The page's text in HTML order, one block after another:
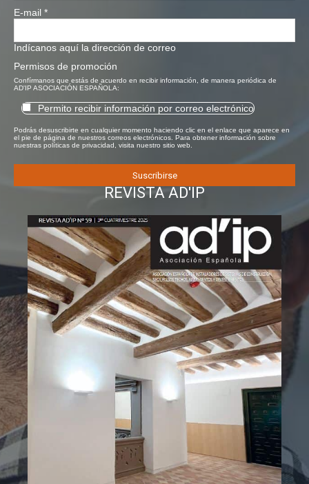
E-mail *
Indícanos aquí la dirección de correo
Permisos de promoción
Confírmanos que estás de acuerdo en recibir información, de manera periódica de
AD'IP ASOCIACIÓN ESPAÑOLA:
Permito recibir información por correo electrónico
Podrás desuscribirte en cualquier momento haciendo clic en el enlace que aparece en
el pie de página de nuestros correos electrónicos. Para obtener información sobre
nuestras políticas de privacidad, visita nuestro sitio web.
REVISTA AD'IP